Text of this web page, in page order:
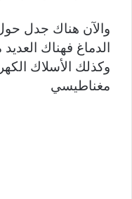
والآن هناك جدل
الدماغ فهناك
وكذلك الأسلاك
مغناطيسي